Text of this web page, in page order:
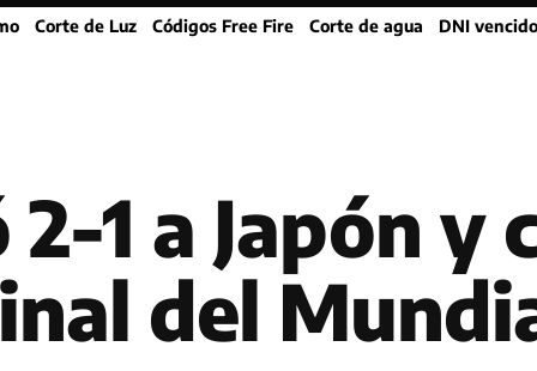
Open
dropdown
Open
dropdown
Corte de Luz Códigos Free Fire Corte de agua DNI vencido
1 a Japón y
del